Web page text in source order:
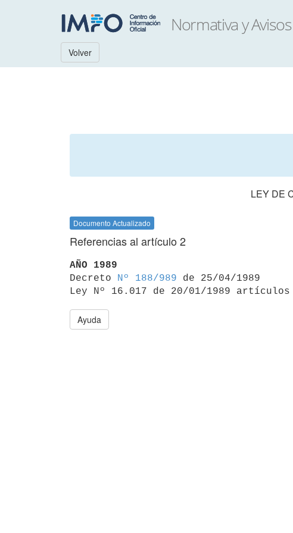
Volver
LEY DE
Documento Actualizado
Referencias al artículo 2
AÑO 1989
Decreto
Nº 188/989 de 25/04/1989
Ley Nº 16.017 de 20/01/1989 artículos
Ayuda